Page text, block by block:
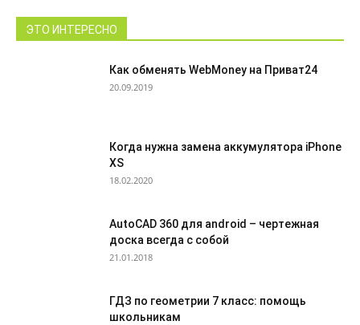
ЭТО ИНТЕРЕСНО
Как обменять WebMoney на Приват24
20.09.2019
Когда нужна замена аккумулятора iPhone
XS
18.02.2020
AutoCAD 360 для android – чертежная
доска всегда с собой
21.01.2018
ГДЗ по геометрии 7 класс: помощь
школьникам